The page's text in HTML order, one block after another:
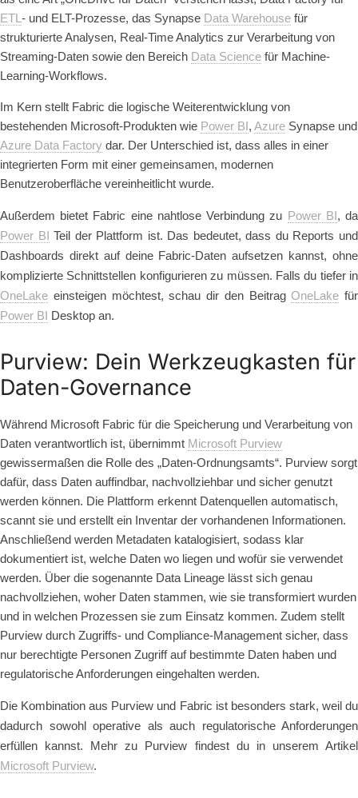
ETL- und ELT-Prozesse, das Synapse Data Warehouse für
strukturierte Analysen, Real-Time Analytics zur Verarbeitung von
Streaming-Daten sowie den Bereich Data Science für Machine-
Learning-Workflows.
Im Kern stellt Fabric die logische Weiterentwicklung von
bestehenden Microsoft-Produkten wie Power BI, Azure Synapse und
Azure Data Factory dar. Der Unterschied ist, dass alles in einer
integrierten Form mit einer gemeinsamen, modernen
Benutzeroberfläche vereinheitlicht wurde.
Außerdem bietet Fabric eine nahtlose Verbindung zu Power BI, da
Power BI Teil der Plattform ist. Das bedeutet, dass du Reports und
Dashboards direkt auf deine Fabric-Daten aufsetzen kannst, ohne
komplizierte Schnittstellen konfigurieren zu müssen. Falls du tiefer in
OneLake einsteigen möchtest, schau dir den BeitragOneLake für
Power BI Desktop an.
Purview: Dein Werkzeugkasten für
Daten-Governance
Während Microsoft Fabric für die Speicherung und Verarbeitung von
Daten verantwortlich ist, übernimmt Microsoft Purview
gewissermaßen die Rolle des „Daten-Ordnungsamts“. Purview sorgt
dafür, dass Daten auffindbar, nachvollziehbar und sicher genutzt
werden können. Die Plattform erkennt Datenquellen automatisch,
scannt sie und erstellt ein Inventar der vorhandenen Informationen.
Anschließend werden Metadaten katalogisiert, sodass klar
dokumentiert ist, welche Daten wo liegen und wofür sie verwendet
werden. Über die sogenannte Data Lineage lässt sich genau
nachvollziehen, woher Daten stammen, wie sie transformiert wurden
und in welchen Prozessen sie zum Einsatz kommen. Zudem stellt
Purview durch Zugriffs- und Compliance-Management sicher, dass
nur berechtigte Personen Zugriff auf bestimmte Daten haben und
regulatorische Anforderungen eingehalten werden.
Die Kombination aus Purview und Fabric ist besonders stark, weil du
dadurch sowohl operative als auch regulatorische Anforderungen
erfüllen kannst. Mehr zu Purview findest du in unserem Artikel
Microsoft Purview.